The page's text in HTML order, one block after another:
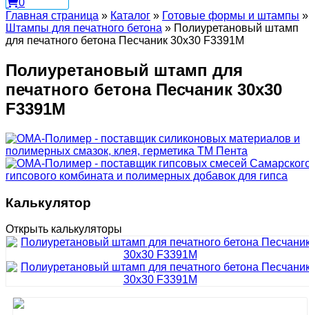
0
Главная страница » Каталог » Готовые формы и штампы »
Штампы для печатного бетона » Полиуретановый штамп
для печатного бетона Песчаник 30х30 F3391M
Полиуретановый штамп для
печатного бетона Песчаник 30х30
F3391M
Калькулятор
Открыть калькуляторы